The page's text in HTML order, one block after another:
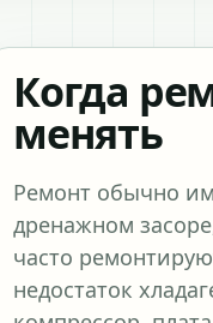
Когда
менять
Ремонт обычно
дренажном
часто
недостаток